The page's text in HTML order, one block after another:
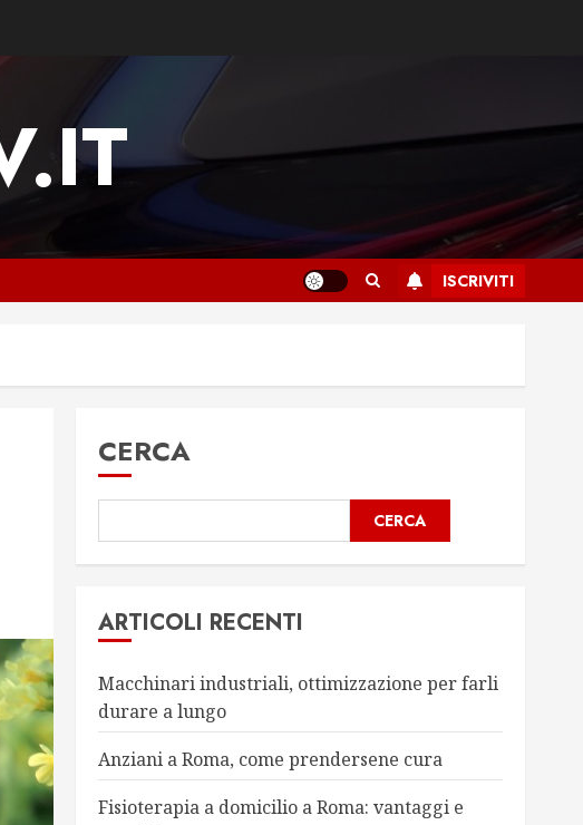
ISCRIVITI
CERCA
CERCA
ARTICOLI RECENTI
Macchinari industriali, ottimizzazione per farli
durare a lungo
Anziani a Roma, come prendersene cura
Fisioterapia a domicilio a Roma: vantaggi e